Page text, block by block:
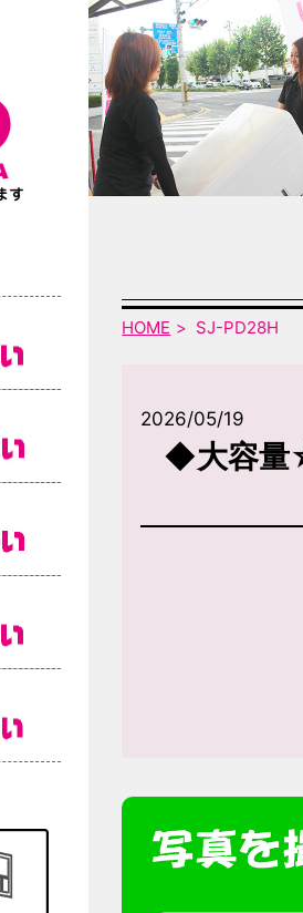
HOME SJ-PD28H
2026/05/19
◆大容量